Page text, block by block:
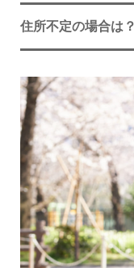
住所不定の場合は？